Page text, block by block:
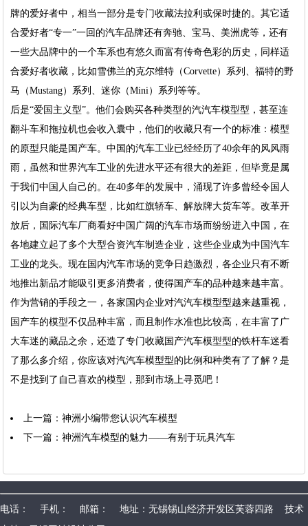
牌的爱好者中，相当一部分是专门收藏法拉利或保时捷的。其它适
合爱好者“专一”一回的汽车品牌还有奔驰、宝马、美洲虎等，还有
一些大品牌中的一个车系也有悠久而富有传奇色彩的历史，同样适
合爱好者收藏，比如雪佛兰的克尔维特（Corvette）系列、福特的野
马（Mustang）系列、迷你（Mini）系列等等。
后是“爱国主义型”。他们会购买各种类型的汽汽车模型型，甚至连
翻斗车和拖拉机也会收入囊中，他们的收藏只有一个的标准：模型
的原型只能是国产车。中国的汽车工业已经经历了40余年的风风雨
雨，虽然和世界汽车工业的先进水平还有很大的差距，但毕竟是属
于我们中国人自己的。在40多年的发展中，涌现了许多曾经令国人
引以为自豪的经典车型，比如红旗轿车、解放牌大货车等。改革开
放后，国际汽车厂商看好中国广阔的汽车市场而纷纷进入中国，在
各地建立起了多个大型合资汽车制造企业，这些企业成为中国汽车
工业的龙头。现在国内汽车市场的竞争日趋激烈，各企业只有不断
地推出新品才能吸引更多消费者，使得国产车的品种越来越丰富。
作为营销的手段之一，各家国内企业对汽汽车模型型越来越重视，
国产车的模型不仅品种丰富，而且制作水准也比较高，在丰富了广
大车迷的藏品之余，还造了专门收藏国产汽车模型型的铁杆车迷看
了那么多介绍，你应该对汽汽车模型型的比例和种类有了了解？是
不是找到了自己喜欢的模型，那到市场上寻觅吧！
上一篇：神洲小编带您认识汽车模型
下一篇：神洲汽车模型的魅力——有别于玩具汽车
电话： 手机： 邮箱： 地址：无锡锡山经济开发区芙蓉四路 技术